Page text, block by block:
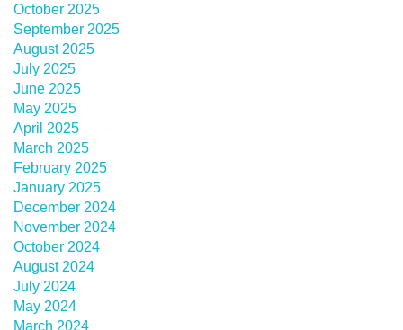
October 2025
September 2025
August 2025
July 2025
June 2025
May 2025
April 2025
March 2025
February 2025
January 2025
December 2024
November 2024
October 2024
August 2024
July 2024
May 2024
March 2024